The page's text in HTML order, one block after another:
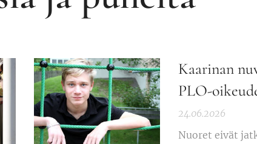
Kaarinan
PLO-
24.06.2026
Nuoret eivät